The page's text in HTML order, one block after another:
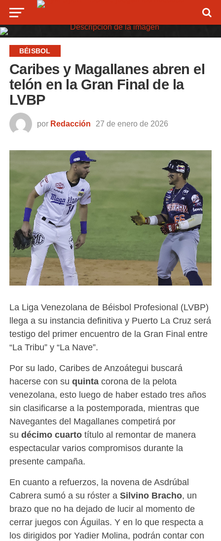
BÉISBOL
Caribes y Magallanes abren el
telón en la Gran Final de la
LVBP
por Redacción 27 de enero de 2026
La Liga Venezolana de Béisbol Profesional (LVBP)
llega a su instancia definitiva y Puerto La Cruz será
testigo del primer encuentro de la Gran Final entre
“La Tribu” y “La Nave”.
Por su lado, Caribes de Anzoátegui buscará
hacerse con su quintacorona de la pelota
venezolana, esto luego de haber estado tres años
sin clasificarse a la postemporada, mientras que
Navegantes del Magallanes competirá por
su décimo cuartotítulo al remontar de manera
espectacular varios compromisos durante la
presente campaña.
En cuanto a refuerzos, la novena de Asdrúbal
Cabrera sumó a su róster a Silvino Bracho, un
brazo que no ha dejado de lucir al momento de
cerrar juegos con Águilas. Y en lo que respecta a
los dirigidos por Yadier Molina, podrán contar con